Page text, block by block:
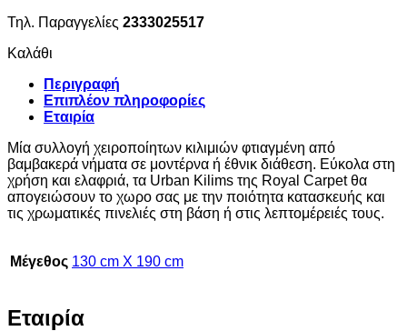
Τηλ. Παραγγελίες 2333025517
Καλάθι
Περιγραφή
Επιπλέον πληροφορίες
Εταιρία
Μία συλλογή χειροποίητων κιλιμιών φτιαγμένη από
βαμβακερά νήματα σε μοντέρνα ή έθνικ διάθεση. Εύκολα στη
χρήση και ελαφριά, τα Urban Kilims της Royal Carpet θα
απογειώσουν το χωρο σας με την ποιότητα κατασκευής και
τις χρωματικές πινελιές στη βάση ή στις λεπτομέρειές τους.
Μέγεθος 130 cm X 190 cm
Εταιρία